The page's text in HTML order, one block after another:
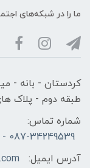
ما را در شبکه‌های
کردستان - بانه -
طبقه دوم - پلاک های 388 و
شماره تماس:
087-34249539 - 09187896559 - 09186686646
آدرس ایمیل: